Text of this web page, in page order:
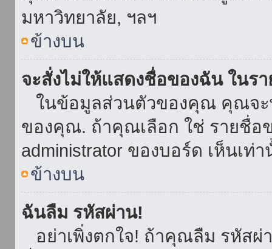
มหาวิทยาลัย, ฯลฯ
ข้างบน
จะสั่งไม่ให้แสดงชื่อของฉัน ในร
ในข้อมูลส่วนตัวของคุณ คุณจะ
ของคุณ. ถ้าคุณเลือก ใช่ รายชื่
administrator ของบอร์ด เห็นเ
ข้างบน
ฉันลืม รหัสผ่าน!
อย่าเพิ่งตกใจ! ถ้าคุณลืม รหัสผ่